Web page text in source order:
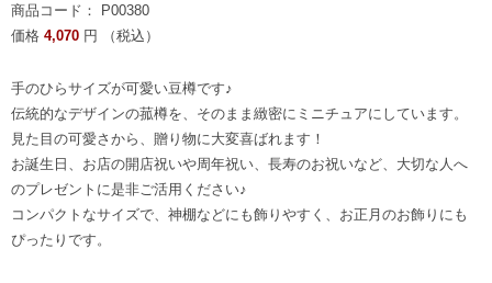
商品コード： P00380
価格 4,070 円 （税込）
手のひらサイズが可愛い豆樽です♪
伝統的なデザインの菰樽を、そのまま緻密にミニチュアにしています。
見た目の可愛さから、贈り物に大変喜ばれます！
お誕生日、お店の開店祝いや周年祝い、長寿のお祝いなど、大切な人へ
のプレゼントに是非ご活用ください♪
コンパクトなサイズで、神棚などにも飾りやすく、お正月のお飾りにも
ぴったりです。